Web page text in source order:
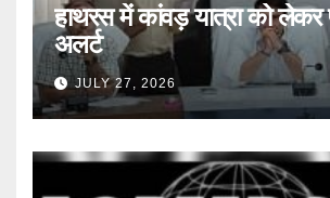
हाथरस में कांवड़ यात्रा को लेकर
अलर्ट
JULY 27, 2026